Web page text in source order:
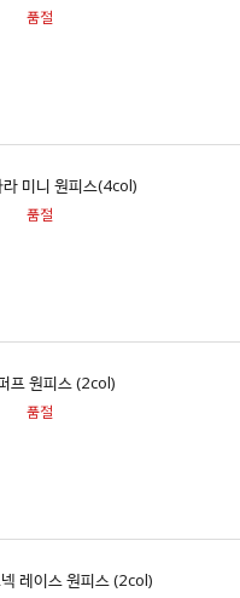
품절
미니 원피스(4col)
품절
프 원피스 (2col)
품절
레이스 원피스 (2col)